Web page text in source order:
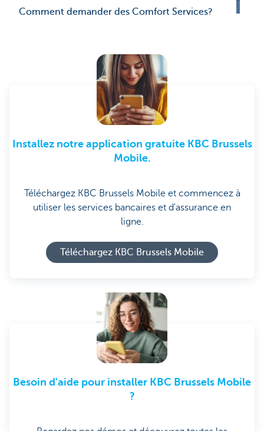
Comment demander des Comfort Services?
Installez notre application gratuite KBC Brussels
Mobile.
Téléchargez KBC Brussels Mobile et commencez à
utiliser les services bancaires et d'assurance en
ligne.
Téléchargez KBC Brussels Mobile
Besoin d'aide pour installer KBC Brussels Mobile
?